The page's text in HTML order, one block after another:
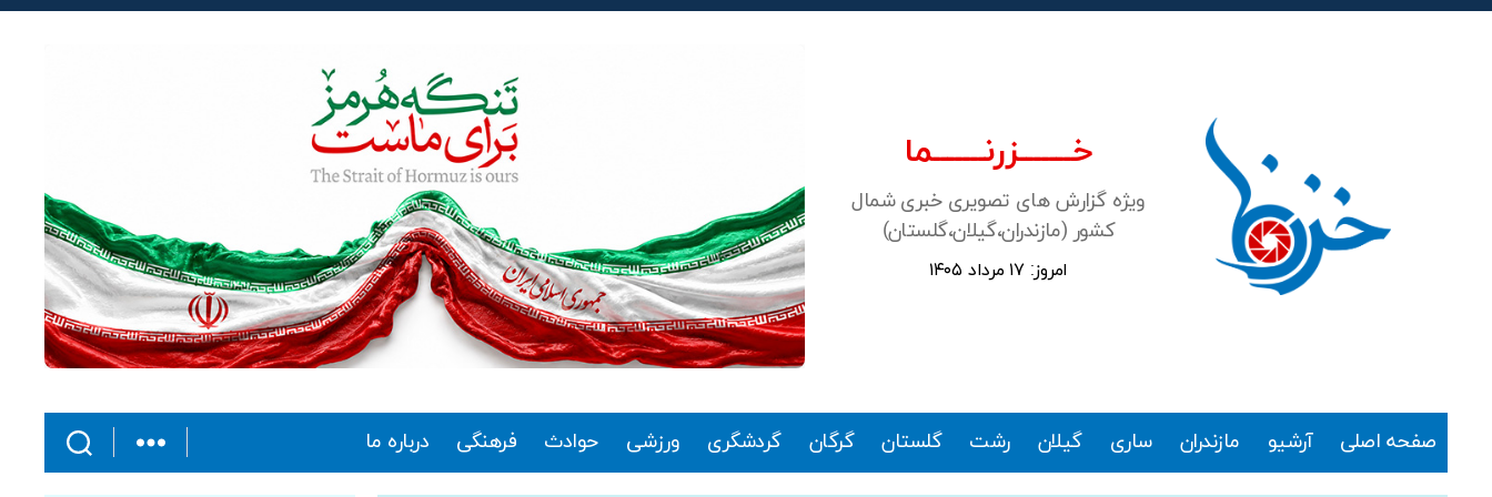
خـــــــزرنـــــــما
ویژه گزارش های تصویری خبری شمال
کشور (مازندران،گیلان،گلستان)
امروز: ۱۷ مرداد ۱۴۰۵
صفحه اصلی آرشیو مازندران ساری گیلان رشت گلستان گرگان گردشگری ورزشی حوادث فرهنگی درباره ما